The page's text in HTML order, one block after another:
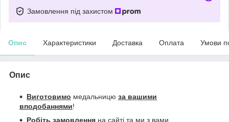
Замовлення під захистом
Опис Характеристики Доставка Оплата Умови
Опис
Виготовимо медальницю за вашими
вподобаннями!
Робіть замовлення на сайті та ми з вами